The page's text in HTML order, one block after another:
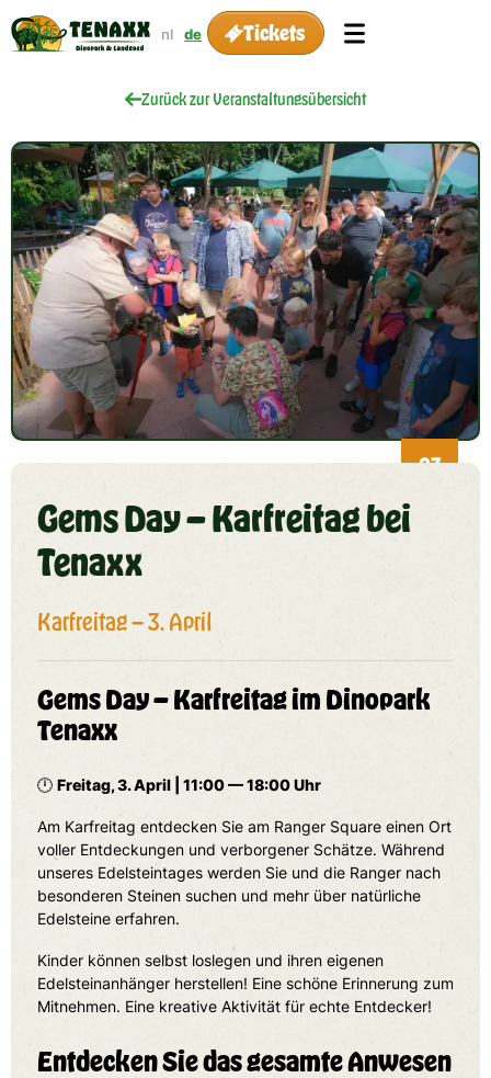
nl de Tickets
Zurück zur Veranstaltungsübersicht
03
Apr
Gems Day — Karfreitag bei
Tenaxx
Karfreitag — 3. April
Gems Day — Karfreitag im Dinopark
Tenaxx
🕛 Freitag, 3. April | 11:00 — 18:00 Uhr
Am Karfreitag entdecken Sie am Ranger Square einen Ort
voller Entdeckungen und verborgener Schätze. Während
unseres Edelsteintages werden Sie und die Ranger nach
besonderen Steinen suchen und mehr über natürliche
Edelsteine erfahren.
Kinder können selbst loslegen und ihren eigenen
Edelsteinanhänger herstellen! Eine schöne Erinnerung zum
Mitnehmen. Eine kreative Aktivität für echte Entdecker!
Entdecken Sie das gesamte Anwesen